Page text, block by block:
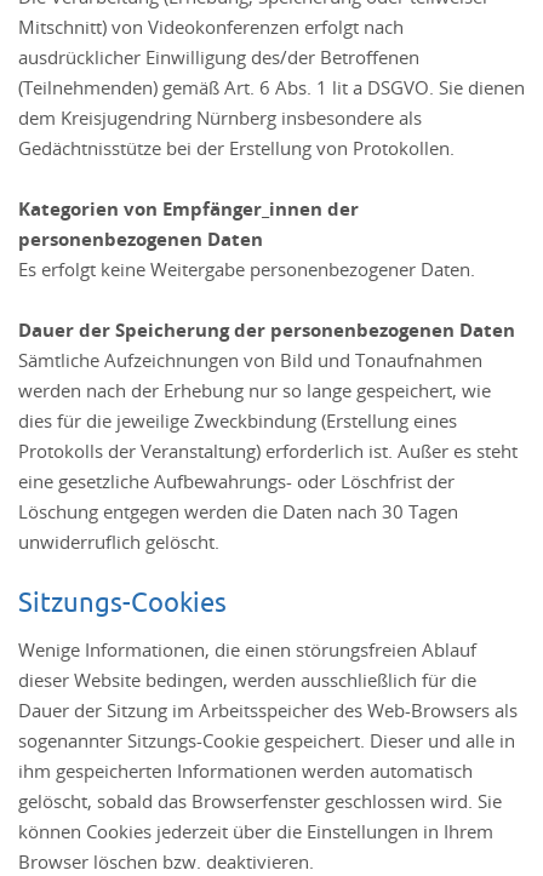
Mitschnitt) von Videokonferenzen erfolgt nach
ausdrücklicher Einwilligung des/der Betroffenen
(Teilnehmenden) gemäß Art. 6 Abs. 1 lit a DSGVO. Sie dienen
dem Kreisjugendring Nürnberg insbesondere als
Gedächtnisstütze bei der Erstellung von Protokollen.
Kategorien von Empfänger_innen der
personenbezogenen Daten
Es erfolgt keine Weitergabe personenbezogener Daten.
Dauer der Speicherung der personenbezogenen Daten
Sämtliche Aufzeichnungen von Bild und Tonaufnahmen
werden nach der Erhebung nur so lange gespeichert, wie
dies für die jeweilige Zweckbindung (Erstellung eines
Protokolls der Veranstaltung) erforderlich ist. Außer es steht
eine gesetzliche Aufbewahrungs- oder Löschfrist der
Löschung entgegen werden die Daten nach 30 Tagen
unwiderruflich gelöscht.
Sitzungs-Cookies
Wenige Informationen, die einen störungsfreien Ablauf
dieser Website bedingen, werden ausschließlich für die
Dauer der Sitzung im Arbeitsspeicher des Web-Browsers als
sogenannter Sitzungs-Cookie gespeichert. Dieser und alle in
ihm gespeicherten Informationen werden automatisch
gelöscht, sobald das Browserfenster geschlossen wird. Sie
können Cookies jederzeit über die Einstellungen in Ihrem
Browser löschen bzw. deaktivieren.